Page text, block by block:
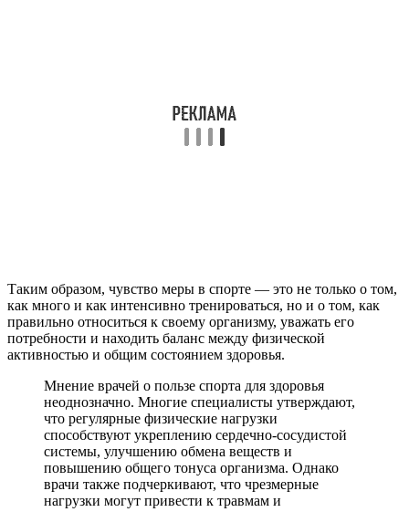
Таким образом, чувство меры в спорте — это не только о том,
как много и как интенсивно тренироваться, но и о том, как
правильно относиться к своему организму, уважать его
потребности и находить баланс между физической
активностью и общим состоянием здоровья.
Мнение врачей о пользе спорта для здоровья
неоднозначно. Многие специалисты утверждают,
что регулярные физические нагрузки
способствуют укреплению сердечно-сосудистой
системы, улучшению обмена веществ и
повышению общего тонуса организма. Однако
врачи также подчеркивают, что чрезмерные
нагрузки могут привести к травмам и